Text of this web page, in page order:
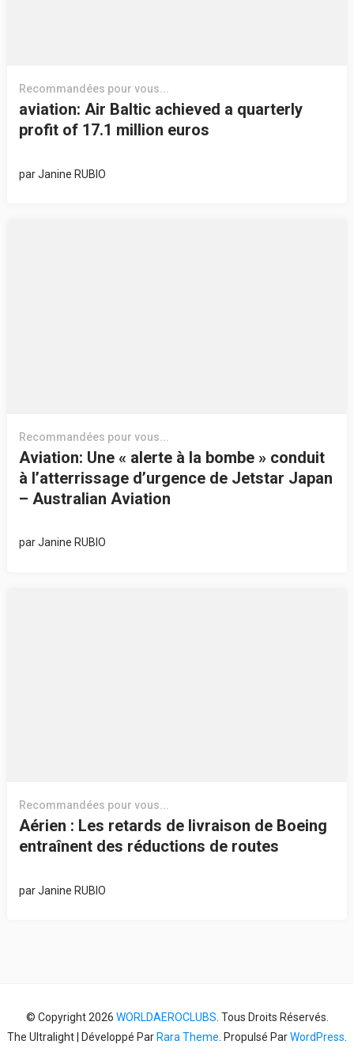
Recommandées pour vous...
aviation: Air Baltic achieved a quarterly
profit of 17.1 million euros
parJanine RUBIO
Recommandées pour vous...
Aviation: Une « alerte à la bombe » conduit
à l’atterrissage d’urgence de Jetstar Japan
– Australian Aviation
parJanine RUBIO
Recommandées pour vous...
Aérien : Les retards de livraison de Boeing
entraînent des réductions de routes
parJanine RUBIO
© Copyright 2026 WORLDAEROCLUBS. Tous Droits Réservés.
The Ultralight | Développé Par Rara Theme. Propulsé ParWordPress.